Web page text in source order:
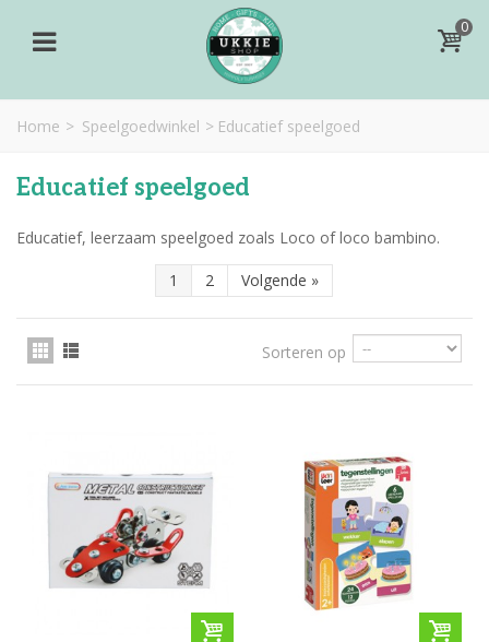
0
Home > Speelgoedwinkel > Educatief speelgoed
Educatief speelgoed
Educatief, leerzaam speelgoed zoals Loco of loco bambino.
1 2 Volgende »
Sorteren op